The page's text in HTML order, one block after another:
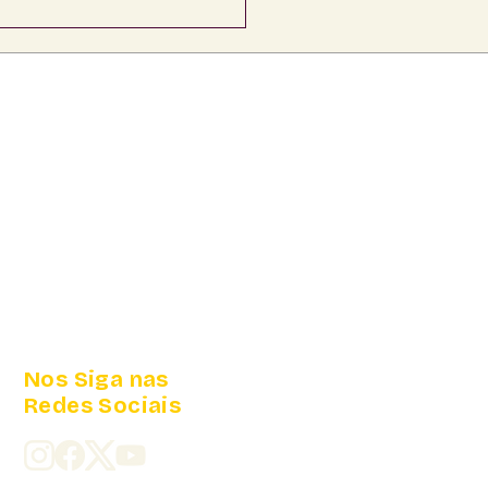
Nos Siga nas
Redes Sociais